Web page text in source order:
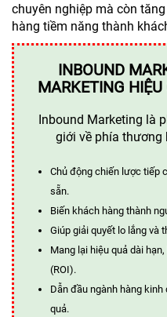
chuyên nghiệp mà còn
hàng tiềm năng thành
INBOUND
MARKETING
Inbound Marketing là
giới về phía thương
Chủ động chiến lược tiếp
sẵn.
Biến khách hàng thành
Giúp giải quyết lo lắng và
Mang lại hiệu quả dài
(ROI).
Dẫn đầu ngành hàng
quả.